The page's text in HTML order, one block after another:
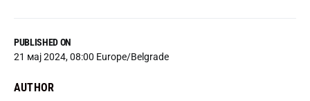
PUBLISHED ON
21 мај 2024, 08:00 Europe/Belgrade
AUTHOR